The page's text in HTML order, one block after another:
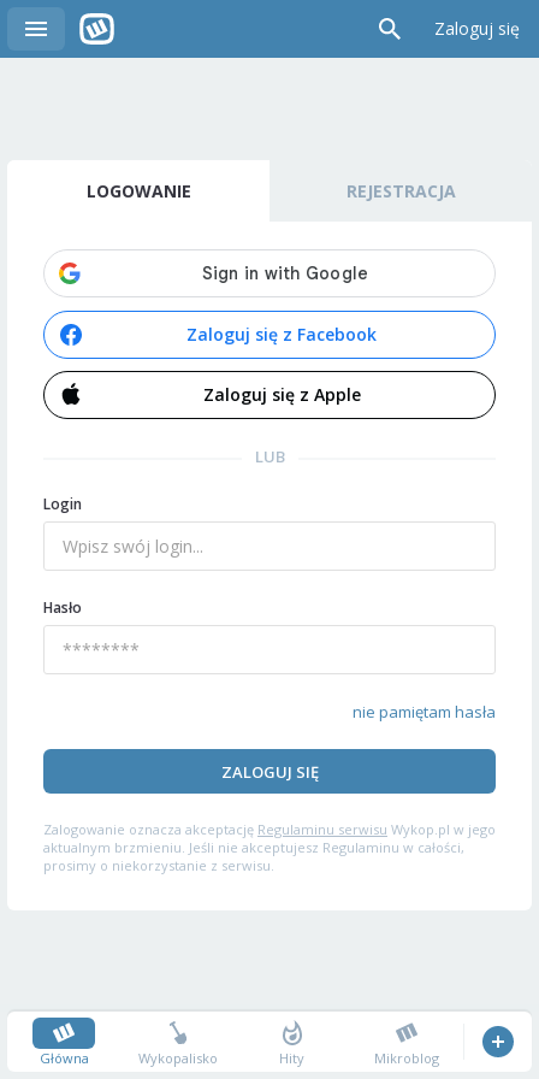
Zaloguj się
LOGOWANIE REJESTRACJA
Zaloguj się z Facebook
Zaloguj się z Apple
LUB
Login
Hasło
nie pamiętam hasła
ZALOGUJ SIĘ
Zalogowanie oznacza akceptację Regulaminu serwisu Wykop.pl w jego
aktualnym brzmieniu. Jeśli nie akceptujesz Regulaminu w całości,
prosimy o niekorzystanie z serwisu.
Główna Wykopalisko Hity Mikroblog